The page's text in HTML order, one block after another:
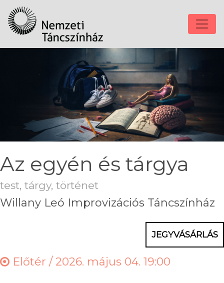
Az egyén és tárgya
test, tárgy, történet
Willany Leó Improvizációs Táncszínház
JEGYVÁSÁRLÁS
Előtér /2026. május 04. 19:00